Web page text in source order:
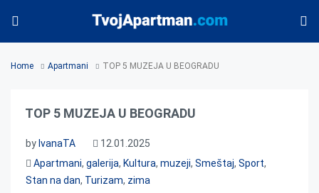
Home Apartmani TOP 5 MUZEJA U BEOGRADU
TOP 5 MUZEJA U BEOGRADU
by IvanaTA
12.01.2025
Apartmani, galerija, Kultura, muzeji, Smeštaj, Sport,
Stan na dan, Turizam, zima